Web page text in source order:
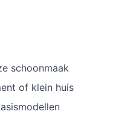
schoonmaak
of klein huis